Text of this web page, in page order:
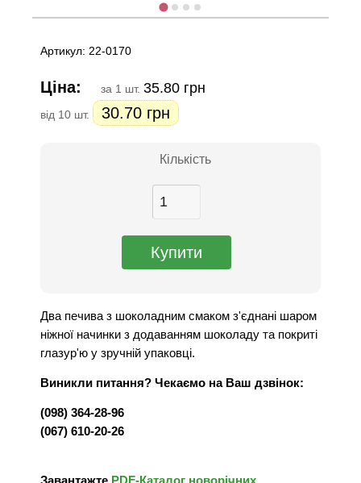
Артикул: 22-0170
Ціна: за 1 шт. 35.80 грн
від 10 шт. 30.70 грн
Кількість
Два печива з шоколадним смаком з'єднані шаром
ніжної начинки з додаванням шоколаду та покриті
глазур'ю у зручній упаковці.
Виникли питання? Чекаємо на Ваш дзвінок:
(098) 364-28-96
(067) 610-20-26
Завантажте PDF-Каталог новорічних